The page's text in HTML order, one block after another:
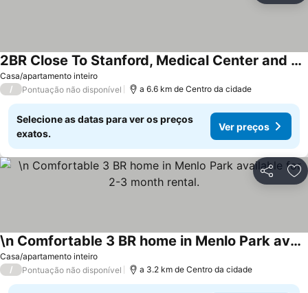
Casa/apartamento inteiro
2BR Close To Stanford, Medical Center and Hospital
/ Pontuação não disponível a 6.6 km de Centro da cidade
Selecione as datas para ver os preços
exatos.
Ver preços
Partilhar
Casa/apartamento inteiro
\n Comfortable 3 BR home in Menlo Park available for 2-3 month rental.
/ Pontuação não disponível a 3.2 km de Centro da cidade